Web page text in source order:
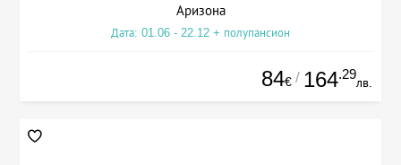
Аризона
Дата: 01.06 - 22.12 + полупансион
84€ / 164.29
лв.